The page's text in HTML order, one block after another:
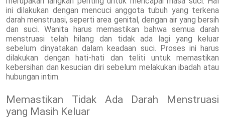
ini dilakukan dengan mencuci anggota tubuh yang terkena
darah menstruasi, seperti area genital, dengan air yang bersih
dan suci. Wanita harus memastikan bahwa semua darah
menstruasi telah hilang dan tidak ada lagi yang keluar
sebelum dinyatakan dalam keadaan suci. Proses ini harus
dilakukan dengan hati-hati dan teliti untuk memastikan
kebersihan dan kesucian diri sebelum melakukan ibadah atau
hubungan intim.
Memastikan Tidak Ada Darah Menstruasi
yang Masih Keluar